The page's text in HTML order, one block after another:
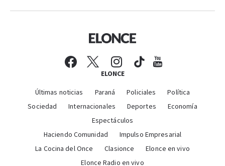
ELONCE
Últimas noticias Paraná Policiales
Política
Sociedad
Internacionales Deportes
Economía
Espectáculos
Haciendo Comunidad
Impulso Empresarial
La Cocina del Once
Clasionce
Elonce en vivo
Elonce Radio en vivo